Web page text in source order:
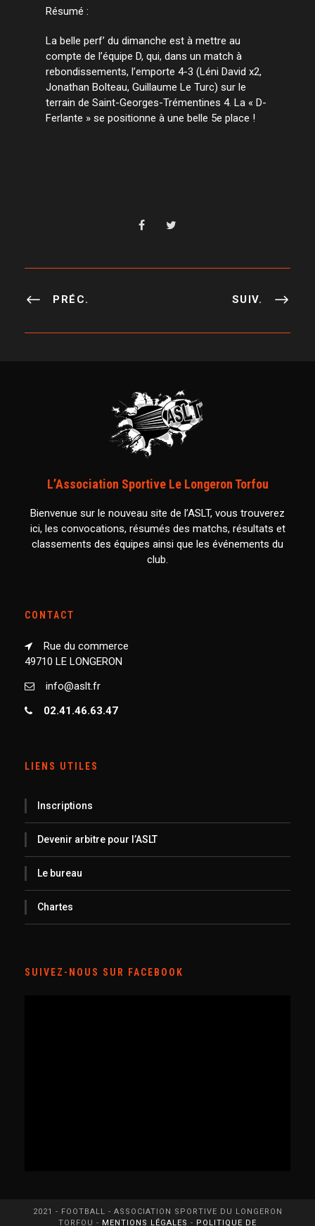
Résumé :
La belle perf’ du dimanche est à mettre au
compte de l’équipe D, qui, dans un match à
rebondissements, l’emporte 4-3 (Léni David x2,
Jonathan Bolteau, Guillaume Le Turc) sur le
terrain de Saint-Georges-Trémentines 4. La « D-
Ferlante » se positionne à une belle 5e place !
PRÉC. SUIV.
L’Association Sportive Le Longeron Torfou
Bienvenue sur le nouveau site de l’ASLT, vous trouverez
ici, les convocations, résumés des matchs, résultats et
classements des équipes ainsi que les événements du
club.
CONTACT
Rue du commerce
49710 LE LONGERON
info@aslt.fr
02.41.46.63.47
LIENS UTILES
Inscriptions
Devenir arbitre pour l’ASLT
Le bureau
Chartes
SUIVEZ-NOUS SUR FACEBOOK
2021 - FOOTBALL - ASSOCIATION SPORTIVE DU LONGERON
TORFOU - MENTIONS LÉGALES - POLITIQUE DE